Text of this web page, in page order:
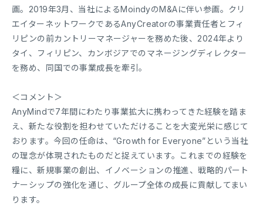
画。2019年3月、当社によるMoindyのM&Aに伴い参画。クリ
エイターネットワークであるAnyCreatorの事業責任者とフィ
リピンの前カントリーマネージャーを務めた後、2024年より
タイ、フィリピン、カンボジアでのマネージングディレクター
を務め、同国での事業成長を牽引。
＜コメント＞
AnyMindで7年間にわたり事業拡大に携わってきた経験を踏ま
え、新たな役割を担わせていただけることを大変光栄に感じて
おります。今回の任命は、“Growth for Everyone”という当社
の理念が体現されたものだと捉えています。これまでの経験を
糧に、新規事業の創出、イノベーションの推進、戦略的パート
ナーシップの強化を通じ、グループ全体の成長に貢献してまい
ります。